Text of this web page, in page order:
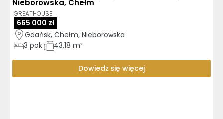
Nieborowska, Chełm
GREATHOUSE
665 000 zł
Gdańsk, Chełm, Nieborowska
3 pok. 43,18 m²
Dowiedz się więcej